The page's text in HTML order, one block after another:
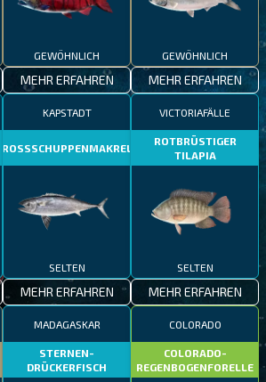
GEWÖHNLICH
MEHR ERFAHREN
GEWÖHNLICH
MEHR ERFAHREN
KAPSTADT
GROSSSCHUPPENMAKRELE
SELTEN
MEHR ERFAHREN
VICTORIAFÄLLE
ROTBRÜSTIGER
TILAPIA
SELTEN
MEHR ERFAHREN
MADAGASKAR
STERNEN-
DRÜCKERFISCH
COLORADO
COLORADO-
REGENBOGENFORELLE